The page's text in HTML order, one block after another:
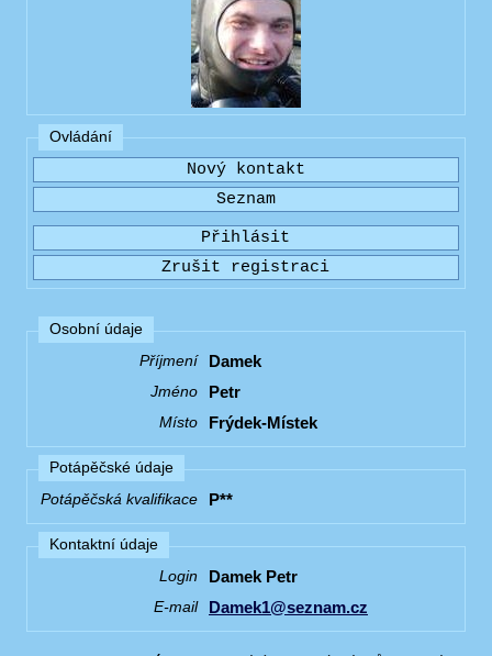
Ovládání
Osobní údaje
Příjmení
Damek
Jméno Petr
Místo Frýdek-Místek
Potápěčské údaje
Potápěčská kvalifikace
P**
Kontaktní údaje
Login
Damek Petr
E-mail Damek1@seznam.cz